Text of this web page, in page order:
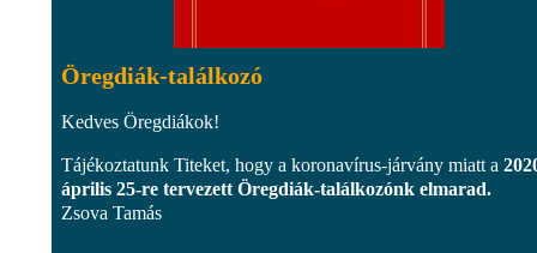
Öregdiák-találkozó
Kedves Öregdiákok!
Tájékoztatunk Titeket, hogy a koronavírus-járvány miatt a
április 25-re tervezett Öregdiák-találkozónk elmarad.
Zsova Tamás